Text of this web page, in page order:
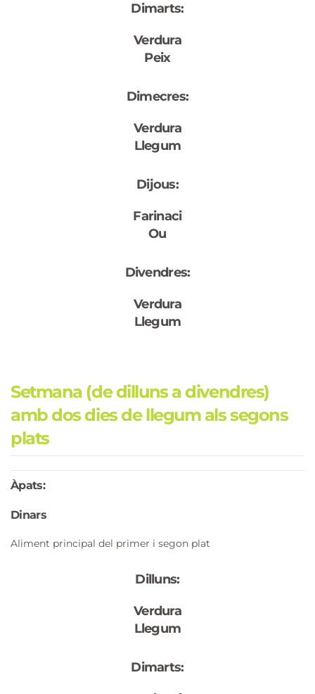
Dimarts:
Verdura
Peix
Dimecres:
Verdura
Llegum
Dijous:
Farinaci
Ou
Divendres:
Verdura
Llegum
Setmana (de dilluns a divendres)
amb dos dies de llegum als segons
plats
Àpats:
Dinars
Aliment principal del primer i segon plat
Dilluns:
Verdura
Llegum
Dimarts: